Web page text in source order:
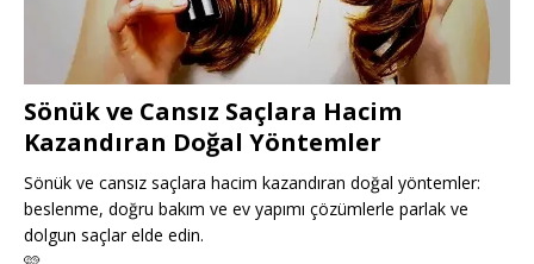
Sönük ve Cansız Saçlara Hacim
Kazandıran Doğal Yöntemler
Sönük ve cansız saçlara hacim kazandıran doğal yöntemler:
beslenme, doğru bakım ve ev yapımı çözümlerle parlak ve
dolgun saçlar elde edin.